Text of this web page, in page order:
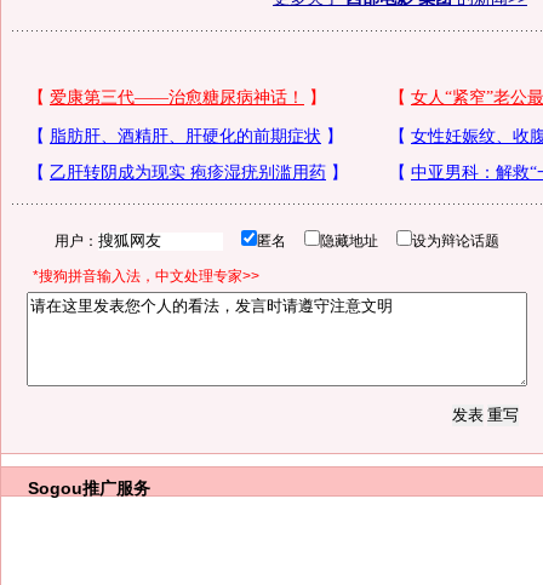
用户： 匿名 隐藏地址 设为辩论话题
*搜狗拼音输入法，中文处理专家>>
Sogou推广服务